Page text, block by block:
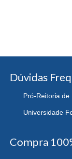
Dúvidas
Pró-Reitoria de
Universidade
Compra